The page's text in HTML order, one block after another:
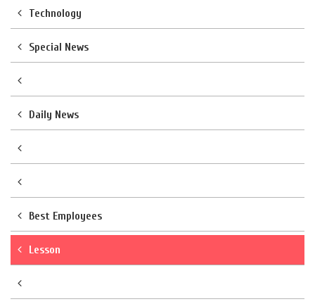
Technology
Special News
Daily News
Best Employees
Lesson